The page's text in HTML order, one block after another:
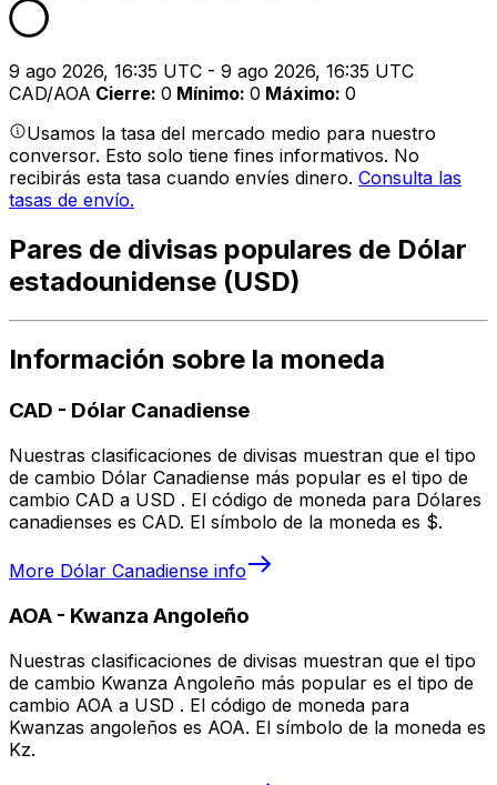
9 ago 2026, 16:35 UTC - 9 ago 2026, 16:35 UTC
CAD/AOA Cierre: 0 Mínimo: 0 Máximo: 0
Usamos la tasa del mercado medio para nuestro
conversor. Esto solo tiene fines informativos. No
recibirás esta tasa cuando envíes dinero. Consulta las
tasas de envío.
Pares de divisas populares de Dólar
estadounidense (USD)
Información sobre la moneda
CAD - Dólar Canadiense
Nuestras clasificaciones de divisas muestran que el tipo
de cambio Dólar Canadiense más popular es el tipo de
cambio CAD a USD . El código de moneda para Dólares
canadienses es CAD. El símbolo de la moneda es $.
More Dólar Canadiense info
AOA - Kwanza Angoleño
Nuestras clasificaciones de divisas muestran que el tipo
de cambio Kwanza Angoleño más popular es el tipo de
cambio AOA a USD . El código de moneda para
Kwanzas angoleños es AOA. El símbolo de la moneda es
Kz.